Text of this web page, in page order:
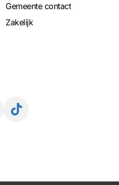
Gemeente contact
Zakelijk